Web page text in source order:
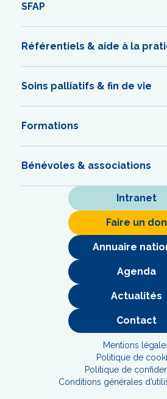
SFAP
Référentiels & aide à la
Soins palliatifs & fin de vie
Formations
Bénévoles & associations
Intranet
Faire un don
Annuaire
Agenda
Actualités
Contact
Mentions
Politique de
Politique de
Conditions générales